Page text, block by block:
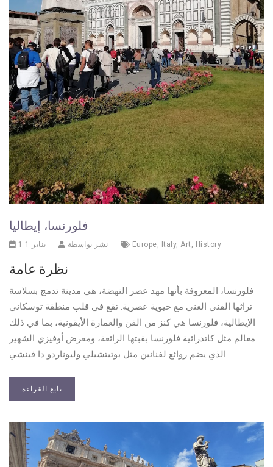
فلورنسا، إيطاليا
1 يناير 1 نشر بواسطة Europe, Italy, Art , History
نظرة عامة
فلورنسا، المعروفة بأنها مهد عصر النهضة، هي مدينة تدمج بسلاسة
تراثها الفني الغني مع حيوية عصرية. تقع في قلب منطقة توسكاني
الإيطالية، فلورنسا هي كنز من الفن والعمارة الأيقونية، بما في ذلك
معالم مثل كاتدرائية فلورنسا بقبتها الرائعة، ومعرض أوفيزي الشهير
الذي يضم روائع لفنانين مثل بوتيتشيلي وليوناردو دا فينشي.
تابع القراءة